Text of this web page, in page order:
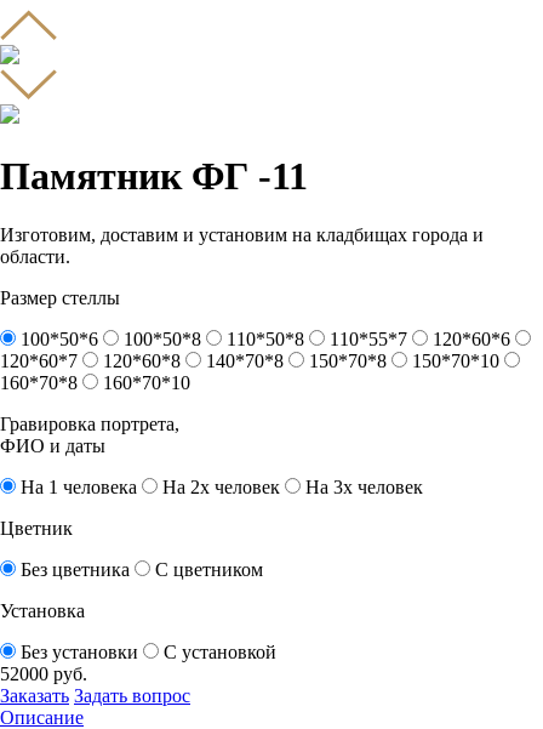
Памятник ФГ -11
Изготовим, доставим и установим на кладбищах города и
области.
Размер стеллы
100*50*6
100*50*8 110*50*8 110*55*7
120*60*6
120*60*7
120*60*8 140*70*8 150*70*8
150*70*10
160*70*8
160*70*10
Гравировка портрета,
ФИО и даты
На 1 человека
На 2х человек
На 3х человек
Цветник
Без цветника
С цветником
Установка
Без установки
С установкой
52000 руб.
Заказать Задать вопрос
Описание